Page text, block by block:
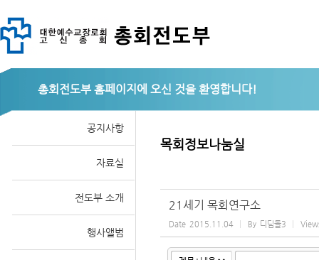
총회전도부
공지사항
자료실
전도부 소개
행사앨범
목회정보나눔실
21세기 목회연구소
Date 2015.11.04 By 디딤돌3
스케치북5